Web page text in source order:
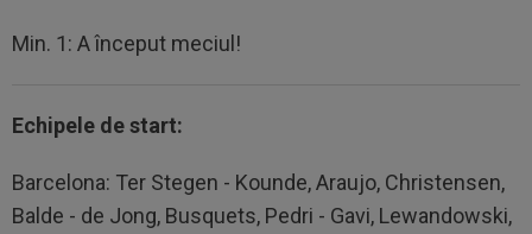
Min. 1: A început meciul!
Echipele de start:
Barcelona: Ter Stegen - Kounde, Araujo, Christensen,
Balde - de Jong, Busquets, Pedri - Gavi, Lewandowski,